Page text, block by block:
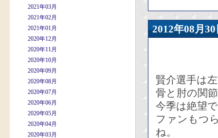
2021年03月
2021年02月
2021年01月
2020年12月
2020年11月
2020年10月
2020年09月
2020年08月
2020年07月
2020年06月
2020年05月
2020年04月
2020年03月
2012年08
賢介選手は
骨と肘の関
今季は絶望
ファンもつ
ね。